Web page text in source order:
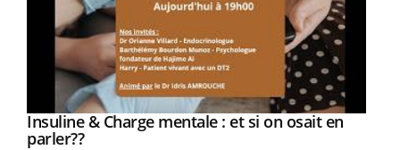
Youtube
Insuline & Charge mentale : et si on osait en
parler??Youtube